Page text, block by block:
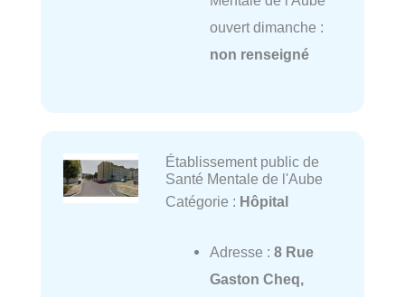
ouvert dimanche :
non renseigné
Établissement public de
Santé Mentale de l'Aube
Catégorie : Hôpital
Adresse : 8 Rue
Gaston Cheq,